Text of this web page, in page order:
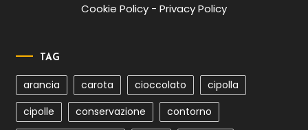
Cookie Policy -Privacy Policy
TAG
arancia carota cioccolato
cipolla
cipolle
conservazione
contorno